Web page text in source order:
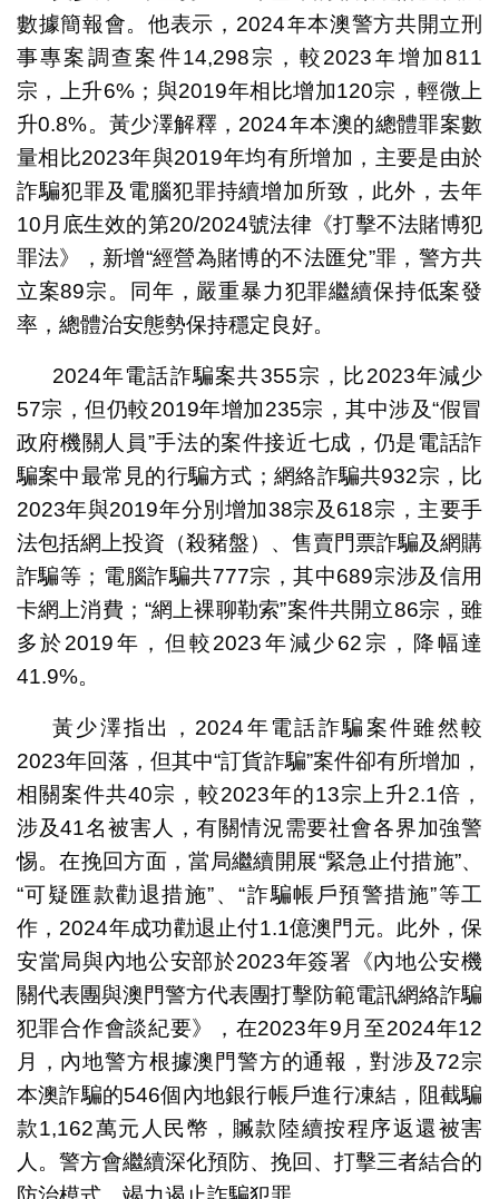
數據簡報會。他表示，2024年本澳警方共開立刑
事專案調查案件14,298宗，較2023年增加811
宗，上升6%；與2019年相比增加120宗，輕微上
升0.8%。黃少澤解釋，2024年本澳的總體罪案數
量相比2023年與2019年均有所增加，主要是由於
詐騙犯罪及電腦犯罪持續增加所致，此外，去年
10月底生效的第20/2024號法律《打擊不法賭博犯
罪法》，新增“經營為賭博的不法匯兌”罪，警方共
立案89宗。同年，嚴重暴力犯罪繼續保持低案發
率，總體治安態勢保持穩定良好。
2024年電話詐騙案共355宗，比2023年減少
57宗，但仍較2019年增加235宗，其中涉及“假冒
政府機關人員”手法的案件接近七成，仍是電話詐
騙案中最常見的行騙方式；網絡詐騙共932宗，比
2023年與2019年分別增加38宗及618宗，主要手
法包括網上投資（殺豬盤）、售賣門票詐騙及網購
詐騙等；電腦詐騙共777宗，其中689宗涉及信用
卡網上消費；“網上裸聊勒索”案件共開立86宗，雖
多於2019年，但較2023年減少62宗，降幅達
41.9%。
黃少澤指出，2024年電話詐騙案件雖然較
2023年回落，但其中“訂貨詐騙”案件卻有所增加，
相關案件共40宗，較2023年的13宗上升2.1倍，
涉及41名被害人，有關情況需要社會各界加強警
惕。在挽回方面，當局繼續開展“緊急止付措施”、
“可疑匯款勸退措施”、“詐騙帳戶預警措施”等工
作，2024年成功勸退止付1.1億澳門元。此外，保
安當局與內地公安部於2023年簽署《內地公安機
關代表團與澳門警方代表團打擊防範電訊網絡詐騙
犯罪合作會談紀要》，在2023年9月至2024年12
月，內地警方根據澳門警方的通報，對涉及72宗
本澳詐騙的546個內地銀行帳戶進行凍結，阻截騙
款1,162萬元人民幣，贓款陸續按程序返還被害
人。警方會繼續深化預防、挽回、打擊三者結合的